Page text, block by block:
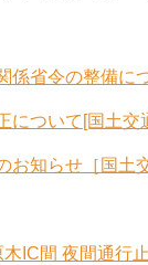
係省令の整備に
について[国土交
お知らせ ［国土
IC間 夜間通行